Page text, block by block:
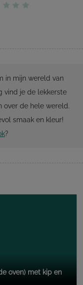
in mijn wereld van
vind je de lekkerste
over de hele wereld.
smaak en kleur!
?
oven) met kip en